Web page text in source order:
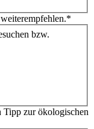
*
bzw.
Tipp zur ökologischen